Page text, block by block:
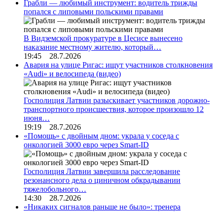
Грабли — любимый инструмент: водитель трижды
попался с липовыми польскими правами
В Видземской прокуратуре в Цесисе вынесено
наказание местному жителю, который…
19:45 28.7.2026
Авария на улице Ригас: ищут участников столкновения
«Audi» и велосипеда (видео)
Госполиция Латвии разыскивает участников дорожно-
транспортного происшествия, которое произошло 12
июня…
19:19 28.7.2026
«Помощь» с двойным дном: украла у соседа с
онкологией 3000 евро через Smart-ID
Госполиция Латвии завершила расследование
резонансного дела о циничном обкрадывании
тяжелобольного…
14:30 28.7.2026
«Никаких сигналов раньше не было»: тренера